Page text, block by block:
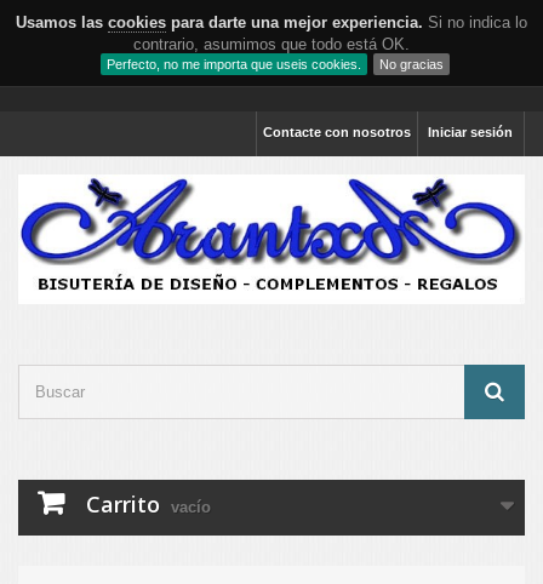
Usamos las cookies para darte una mejor experiencia. Si no indica lo
contrario, asumimos que todo está OK.
Perfecto, no me importa que useis cookies. No gracias
Iniciar sesión
Contacte con nosotros
Carrito vacío